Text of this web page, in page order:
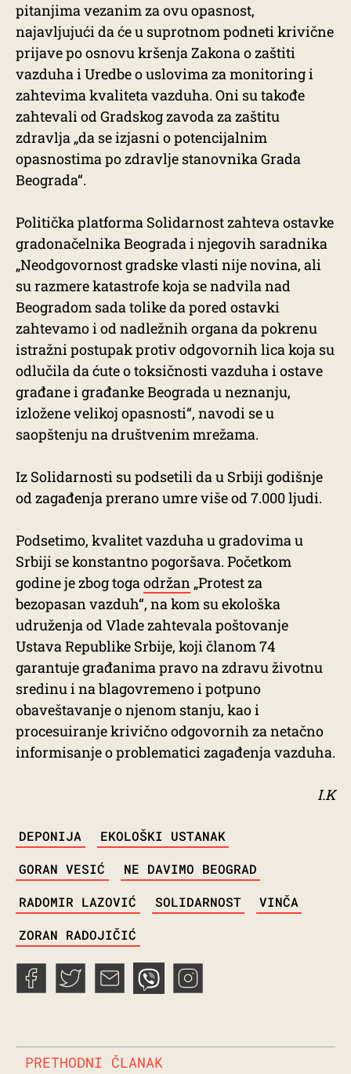
pitanjima vezanim za ovu opasnost,
najavljujući da će u suprotnom podneti krivične
prijave po osnovu kršenja Zakona o zaštiti
vazduha i Uredbe o uslovima za monitoring i
zahtevima kvaliteta vazduha. Oni su takođe
zahtevali od Gradskog zavoda za zaštitu
zdravlja „da se izjasni o potencijalnim
opasnostima po zdravlje stanovnika Grada
Beograda“.
Politička platforma Solidarnost zahteva ostavke
gradonačelnika Beograda i njegovih saradnika
„Neodgovornost gradske vlasti nije novina, ali
su razmere katastrofe koja se nadvila nad
Beogradom sada tolike da pored ostavki
zahtevamo i od nadležnih organa da pokrenu
istražni postupak protiv odgovornih lica koja su
odlučila da ćute o toksičnosti vazduha i ostave
građane i građanke Beograda u neznanju,
izložene velikoj opasnosti“, navodi se u
saopštenju na društvenim mrežama.
Iz Solidarnosti su podsetili da u Srbiji godišnje
od zagađenja prerano umre više od 7.000 ljudi.
Podsetimo, kvalitet vazduha u gradovima u
Srbiji se konstantno pogoršava. Početkom
godine je zbog togaodržan „Protest za
bezopasan vazduh“, na kom su ekološka
udruženja od Vlade zahtevala poštovanje
Ustava Republike Srbije, koji članom 74
garantuje građanima pravo na zdravu životnu
sredinu i na blagovremeno i potpuno
obaveštavanje o njenom stanju, kao i
procesuiranje krivično odgovornih za netačno
informisanje o problematici zagađenja vazduha.
I.K
DEPONIJA EKOLOŠKI USTANAK
GORAN VESIĆ NE DAVIMO BEOGRAD
RADOMIR LAZOVIĆ SOLIDARNOST VINČA
ZORAN RADOJIČIĆ
PRETHODNI ČLANAK